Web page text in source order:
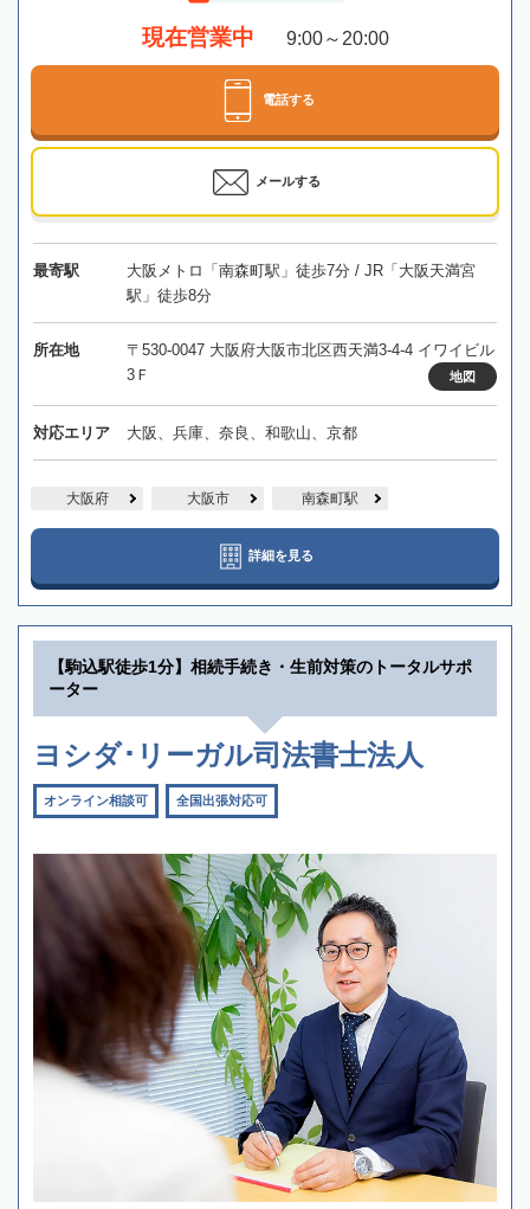
現在営業中 9:00～20:00
電話する
メールする
最寄駅
大阪メトロ「南森町駅」徒歩7分 / JR「大阪天満宮
駅」徒歩8分
所在地
〒530-0047 大阪府大阪市北区西天満3-4-4 イワイビル
3Ｆ
地図
対応エリア 大阪、兵庫、奈良、和歌山、京都
大阪府 大阪市 南森町駅
詳細を見る
【駒込駅徒歩1分】相続手続き・生前対策のトータルサポ
ーター
ヨシダ･リーガル司法書士法人
オンライン相談可 全国出張対応可